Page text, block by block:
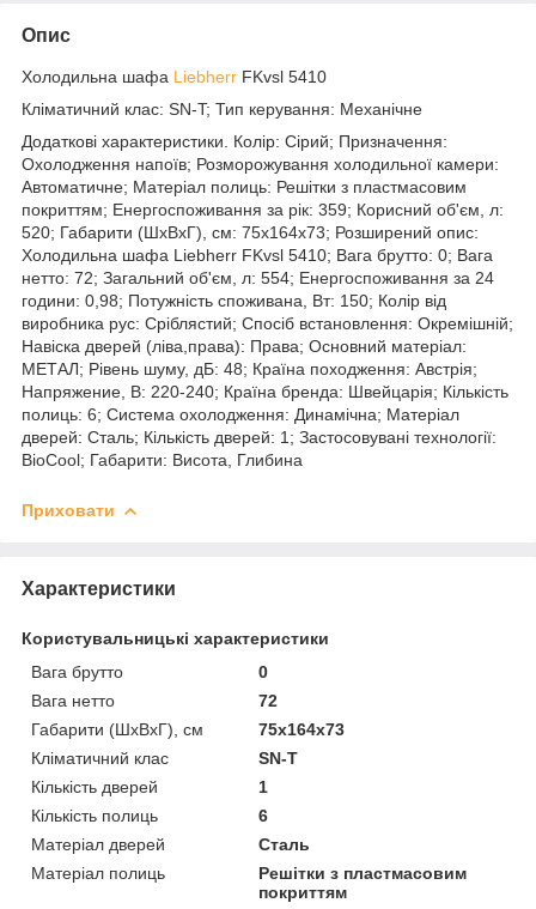
Опис
Холодильна шафа Liebherr FKvsl 5410
Кліматичний клас: SN-T; Тип керування: Механічне
Додаткові характеристики. Колір: Сірий; Призначення:
Охолодження напоїв; Розморожування холодильної камери:
Автоматичне; Матеріал полиць: Решітки з пластмасовим
покриттям; Енергоспоживання за рік: 359; Корисний об'єм, л:
520; Габарити (ШхВхГ), см: 75x164x73; Розширений опис:
Холодильна шафа Liebherr FKvsl 5410; Вага брутто: 0; Вага
нетто: 72; Загальний об'єм, л: 554; Енергоспоживання за 24
години: 0,98; Потужність споживана, Вт: 150; Колір від
виробника рус: Сріблястий; Спосіб встановлення: Окремішній;
Навіска дверей (ліва,права): Права; Основний матеріал:
МЕТАЛ; Рівень шуму, дБ: 48; Країна походження: Австрія;
Напряжение, В: 220-240; Країна бренда: Швейцарія; Кількість
полиць: 6; Система охолодження: Динамічна; Матеріал
дверей: Сталь; Кількість дверей: 1; Застосовувані технології:
BioCool; Габарити: Висота, Глибина
Приховати
Характеристики
Користувальницькі характеристики
Вага брутто
0
Вага нетто
72
Габарити (ШхВхГ), см
75x164x73
Кліматичний клас
SN-T
Кількість дверей
1
Кількість полиць
6
Матеріал дверей
Сталь
Матеріал полиць
Решітки з пластмасовим
покриттям